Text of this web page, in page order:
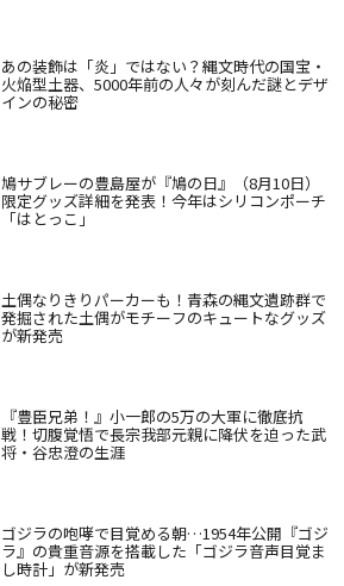
あの装飾は「炎」ではない？縄文時代の国宝・
火焔型土器、5000年前の人々が刻んだ謎とデザ
インの秘密
鳩サブレーの豊島屋が『鳩の日』（8月10日）
限定グッズ詳細を発表！今年はシリコンポーチ
「はとっこ」
土偶なりきりパーカーも！青森の縄文遺跡群で
発掘された土偶がモチーフのキュートなグッズ
が新発売
『豊臣兄弟！』小一郎の5万の大軍に徹底抗
戦！切腹覚悟で長宗我部元親に降伏を迫った武
将・谷忠澄の生涯
ゴジラの咆哮で目覚める朝…1954年公開『ゴジ
ラ』の貴重音源を搭載した「ゴジラ音声目覚ま
し時計」が新発売